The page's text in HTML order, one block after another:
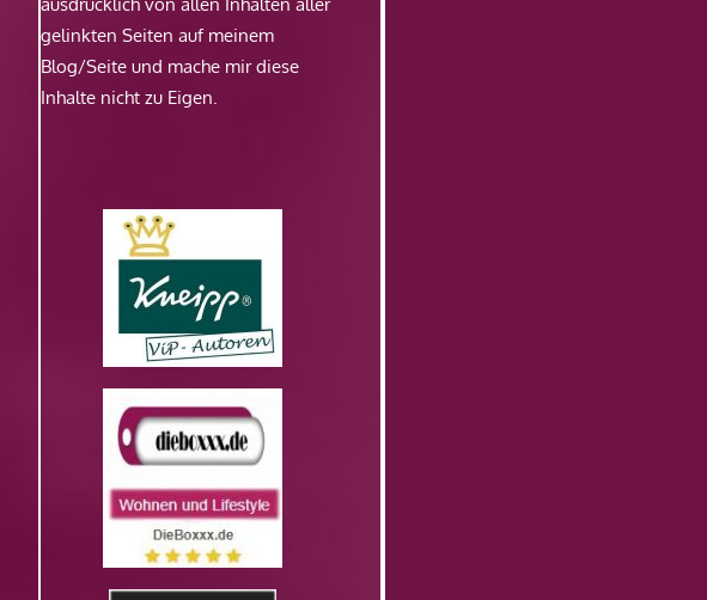
gelinkten Seiten auf meinem
Blog/Seite und mache mir diese
Inhalte nicht zu Eigen.